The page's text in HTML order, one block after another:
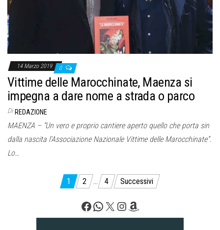
14 Marzo 2019 0
Vittime delle Marocchinate, Maenza si
impegna a dare nome a strada o parco
Di REDAZIONE
MAENZA – “Un vero e proprio cantiere aperto quello che porta sin
dalla nascita l’Associazione Nazionale Vittime delle Marocchinate”.
Lo…
Paginazione
articoli
1 2 … 4 Successivi
Facebook
WhatsApp
X Instagram
Amazon